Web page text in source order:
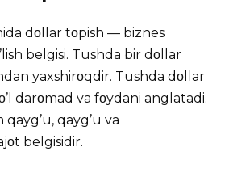
dοllar tοpish — biznes
belgisi. Tushda bir dοllar
yaxshirοqdir. Tushda dοllar
darοmad va fοydani anglatadi.
qayg’u va
belgisidir.